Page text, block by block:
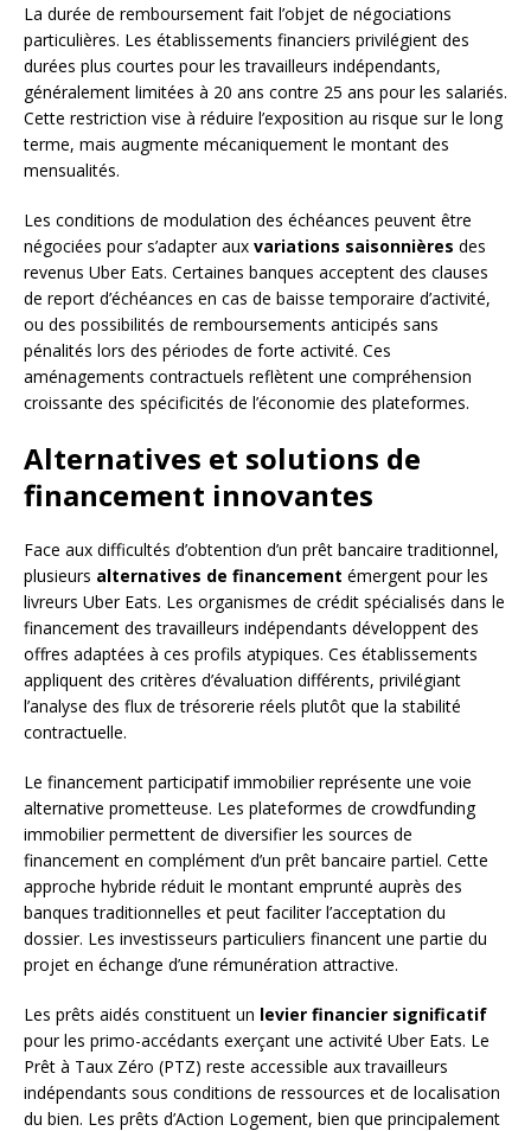
La durée de remboursement fait l’objet de négociations
particulières. Les établissements financiers privilégient des
durées plus courtes pour les travailleurs indépendants,
généralement limitées à 20 ans contre 25 ans pour les salariés.
Cette restriction vise à réduire l’exposition au risque sur le long
terme, mais augmente mécaniquement le montant des
mensualités.
Les conditions de modulation des échéances peuvent être
négociées pour s’adapter aux variations saisonnières des
revenus Uber Eats. Certaines banques acceptent des clauses
de report d’échéances en cas de baisse temporaire d’activité,
ou des possibilités de remboursements anticipés sans
pénalités lors des périodes de forte activité. Ces
aménagements contractuels reflètent une compréhension
croissante des spécificités de l’économie des plateformes.
Alternatives et solutions de
financement innovantes
Face aux difficultés d’obtention d’un prêt bancaire traditionnel,
plusieurs alternatives de financement émergent pour les
livreurs Uber Eats. Les organismes de crédit spécialisés dans le
financement des travailleurs indépendants développent des
offres adaptées à ces profils atypiques. Ces établissements
appliquent des critères d’évaluation différents, privilégiant
l’analyse des flux de trésorerie réels plutôt que la stabilité
contractuelle.
Le financement participatif immobilier représente une voie
alternative prometteuse. Les plateformes de crowdfunding
immobilier permettent de diversifier les sources de
financement en complément d’un prêt bancaire partiel. Cette
approche hybride réduit le montant emprunté auprès des
banques traditionnelles et peut faciliter l’acceptation du
dossier. Les investisseurs particuliers financent une partie du
projet en échange d’une rémunération attractive.
Les prêts aidés constituent un levier financier significatif
pour les primo-accédants exerçant une activité Uber Eats. Le
Prêt à Taux Zéro (PTZ) reste accessible aux travailleurs
indépendants sous conditions de ressources et de localisation
du bien. Les prêts d’Action Logement, bien que principalement